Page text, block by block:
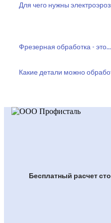
Для чего нужны
Фрезерная обработка - это...
Какие детали можно
Бесплатный расчет